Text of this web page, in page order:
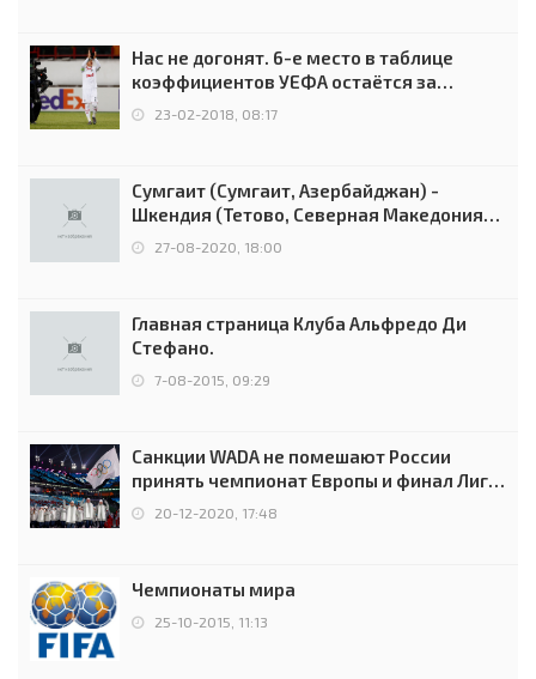
Нас не догонят. 6-е место в таблице
коэффициентов УЕФА остаётся за
Россией
23-02-2018, 08:17
Сумгаит (Сумгаит, Азербайджан) -
Шкендия (Тетово, Северная Македония) -
0:2 (0:0)
27-08-2020, 18:00
Главная страница Клуба Альфредо Ди
Стефано.
7-08-2015, 09:29
Санкции WADA не помешают России
принять чемпионат Европы и финал Лиги
чемпионов.
20-12-2020, 17:48
Чемпионаты мира
25-10-2015, 11:13